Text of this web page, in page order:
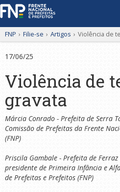
FNP › Filie-se › Artigos › Violência de
17/06/25
Violência de
gravata
Márcia Conrado - Prefeita de Serra
Comissão de Prefeitas da Frente
(FNP)
Priscila Gambale - Prefeita de Ferraz
presidente de Primeira Infância e
de Prefeitas e Prefeitos (FNP)